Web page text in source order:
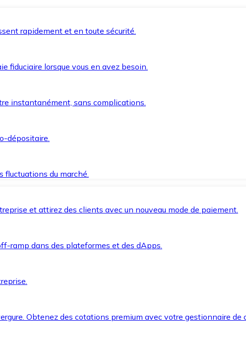
rapidement et en toute sécurité.
fiduciaire lorsque vous en avez besoin.
instantanément, sans complications.
dépositaire.
fluctuations du marché.
et attirez des clients avec un nouveau mode de paiement.
ramp dans des plateformes et des dApps.
Obtenez des cotations premium avec votre gestionnaire de